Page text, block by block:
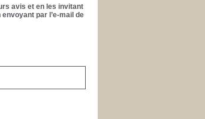
avis et en les invitant
par l’e-mail de